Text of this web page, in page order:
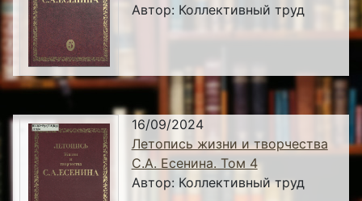
Автор: Коллективный труд
16/09/2024
Летопись жизни и творчества
С.А. Есенина. Том 4
Автор: Коллективный труд